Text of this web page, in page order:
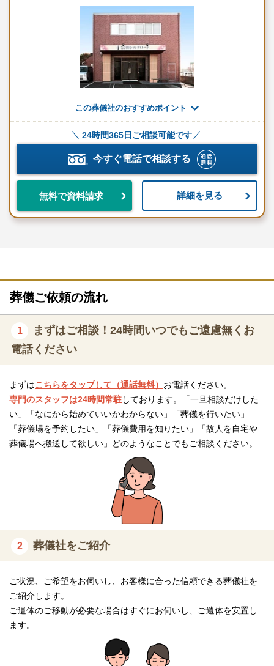
事前にお見積もりをお渡しし、料金に関する不安も解消します。
お客様の予算や希望にぴったり合った葬儀を提供している点もお
すすめできるポイントです。
お客様の声からわかる信頼の葬儀サービス
セレモニーはなつね（茨城）は、創業70年以上の実績を持ち、多
初めての喪主として不安を感じていたお客様も「スタッフの丁寧
な対応により、落ち着いて葬儀を進めることができた」と感謝の
声を寄せています。
また「価格が安いにもかかわらず、自社ホールの設備やスタッフ
評価を受けています。
会員制度「友の会」の特典
ています。
る会員制度です。
そのほかにも、会員限定で相続相談や遺品整理を受けられるサー
ビスや、仏壇や仏具、墓石を特別価格で購入できる特典もありま
す。
また、会員様のご家族様にも大変お得なサービスを受けられる機
会が広がります。
さらに、会員登録をすることで、将来の葬儀に関する不安を軽減
ご相談、お見積りは無料で承ります。
24時間365日受付（年中無休）
この葬儀社のおすすめポイント
24時間365日ご相談可能です
今すぐ電話で相談する
無料で資料請求 詳細を見る
葬儀ご依頼の流れ
1
まずはご相談！24時間いつでもご遠慮無くお
電話ください
まずはこちらをタップして（通話無料） お電話ください。
専門のスタッフは24時間常駐しております。「一旦相談だけした
い」「なにから始めていいかわからない」「葬儀を行いたい」
「葬儀場を予約したい」「葬儀費用を知りたい」「故人を自宅や
葬儀場へ搬送して欲しい」どのようなことでもご相談ください。
2 葬儀社をご紹介
ご状況、ご希望をお伺いし、お客様に合った信頼できる葬儀社を
ご紹介します。
ご遺体のご移動が必要な場合はすぐにお伺いし、ご遺体を安置し
ます。